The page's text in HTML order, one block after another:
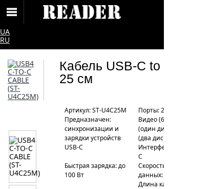
UA
RU
Кабель USB-C to USB-C
25 см
Артикул: ST-U4C25M
Порты: 2 x USB Type-C
Предназначен:
синхронизации и
зарядки устройств
USB-C
Видео (60Гц): 8К и 5К
(один дисплей), 4К
(два дисплея)
Интерфейс: USB Type-
C
Скорость передачи
данных: до 40 Гбит/с
Быстрая зарядка: до
100 Вт
Длина кабеля: 25 см